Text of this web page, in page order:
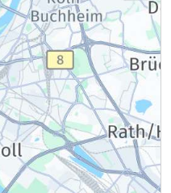
p.P. ab419,50 €